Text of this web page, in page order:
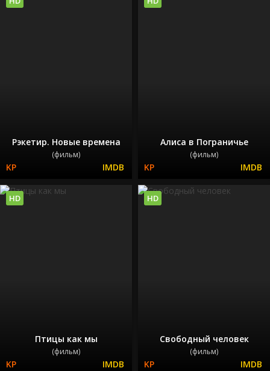
Рэкетир. Новые времена
(фильм)
Алиса в Пограничье
(фильм)
Птицы как мы
(фильм)
HD
Свободный человек
(фильм)
HD